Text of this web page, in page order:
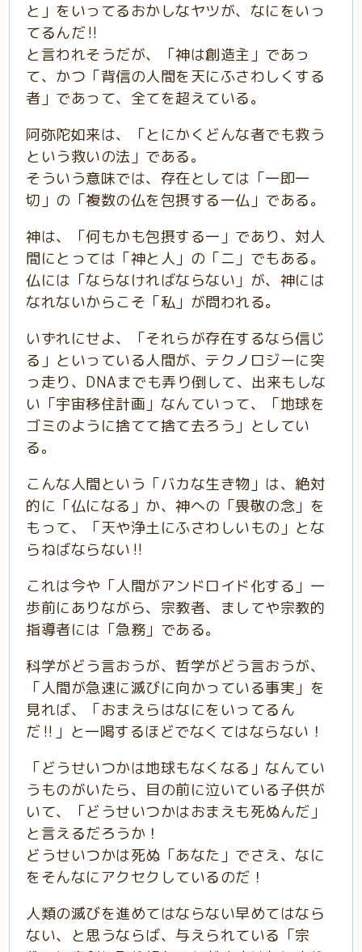
と」をいってるおかしなヤツが、なにをいっ
てるんだ‼️
と言われそうだが、「神は創造主」であっ
て、かつ「背信の人間を天にふさわしくする
者」であって、全てを超えている。
阿弥陀如来は、「とにかくどんな者でも救う
という救いの法」である。
そういう意味では、存在としては「一即一
切」の「複数の仏を包摂する一仏」である。
神は、「何もかも包摂する一」であり、対人
間にとっては「神と人」の「ニ」でもある。
仏には「ならなければならない」が、神には
なれないからこそ「私」が問われる。
いずれにせよ、「それらが存在するなら信じ
る」といっている人間が、テクノロジーに突
っ走り、DNAまでも弄り倒して、出来もしな
い「宇宙移住計画」なんていって、「地球を
ゴミのように捨てて捨て去ろう」としてい
る。
こんな人間という「バカな生き物」は、絶対
的に「仏になる」か、神への「畏敬の念」を
もって、「天や浄土にふさわしいもの」とな
らねばならない‼️
これは今や「人間がアンドロイド化する」一
歩前にありながら、宗教者、ましてや宗教的
指導者には「急務」である。
科学がどう言おうが、哲学がどう言おうが、
「人間が急速に滅びに向かっている事実」を
見れば、「おまえらはなにをいってるん
だ‼️」と一喝するほどでなくてはならない！
「どうせいつかは地球もなくなる」なんてい
うものがいたら、目の前に泣いている子供が
いて、「どうせいつかはおまえも死ぬんだ」
と言えるだろうか！
どうせいつかは死ぬ「あなた」でさえ、なに
をそんなにアクセクしているのだ！
人類の滅びを進めてはならない早めてはなら
ない、と思うならば、与えられている「宗